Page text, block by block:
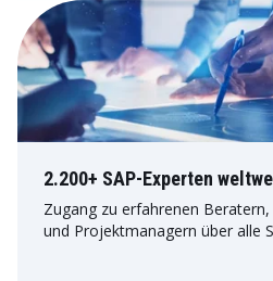
2.200+ SAP-Experten
Zugang zu erfahrenen
und Projektmanagern über alle